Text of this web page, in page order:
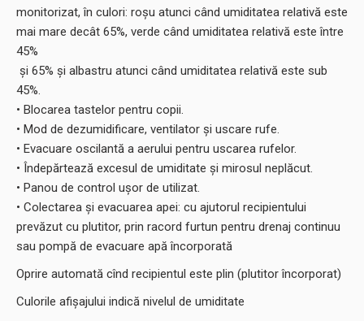
monitorizat, în culori: roșu atunci când umiditatea relativă este
mai mare decât 65%, verde când umiditatea relativă este între
45%
și 65% și albastru atunci când umiditatea relativă este sub
45%.
• Blocarea tastelor pentru copii.
• Mod de dezumidificare, ventilator și uscare rufe.
• Evacuare oscilantă a aerului pentru uscarea rufelor.
• Îndepărtează excesul de umiditate și mirosul neplăcut.
• Panou de control ușor de utilizat.
• Colectarea și evacuarea apei: cu ajutorul recipientului
prevăzut cu plutitor, prin racord furtun pentru drenaj continuu
sau pompă de evacuare apă încorporată
Oprire automată cînd recipientul este plin (plutitor încorporat)
Culorile afișajului indică nivelul de umiditate